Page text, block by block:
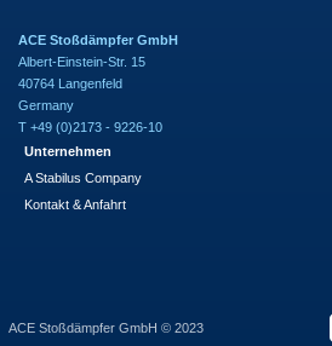
ACE Stoßdämpfer GmbH
Albert-Einstein-Str. 15
40764 Langenfeld
Germany
T +49 (0)2173 - 9226-10
Unternehmen
A Stabilus Company
Kontakt & Anfahrt
ACE Stoßdämpfer GmbH © 2023